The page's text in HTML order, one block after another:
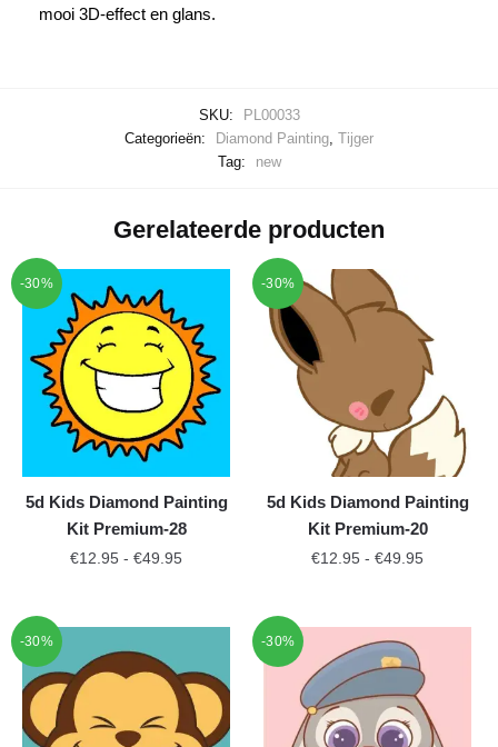
mooi 3D-effect en glans.
SKU:
PL00033
Categorieën:
Diamond Painting Tijger
Tag:
new
Gerelateerde producten
-30%
5d Kids Diamond Painting
Kit Premium-28
€12.95 - €49.95
-30%
5d Kids Diamond Painting
Kit Premium-20
€12.95 - €49.95
-30% -30%